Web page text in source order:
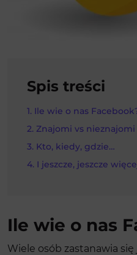
Spis treści
Ile wie o nas
Znajomi vs nieznajomi
Kto, kiedy, gdzie…
I jeszcze, jeszcze
Ile wie o nas
Wiele osób zastanawia